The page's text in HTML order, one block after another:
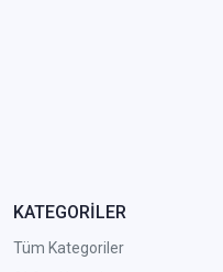
KATEGORİLER
Tüm Kategoriler